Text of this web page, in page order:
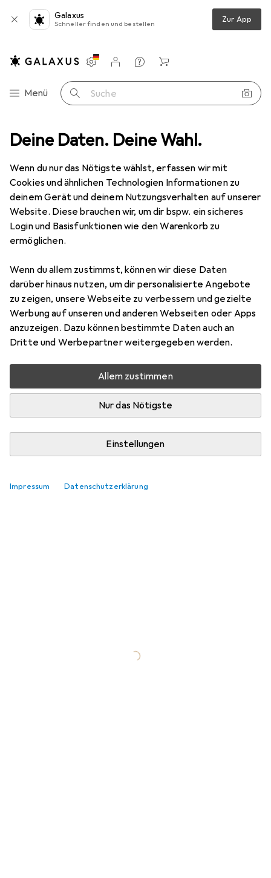
Deine Daten. Deine Wahl.
Wenn du nur das Nötigste wählst, erfassen wir mit
Cookies und ähnlichen Technologien Informationen zu
deinem Gerät und deinem Nutzungsverhalten auf unserer
Website. Diese brauchen wir, um dir bspw. ein sicheres
Login und Basisfunktionen wie den Warenkorb zu
ermöglichen.
Wenn du allem zustimmst, können wir diese Daten
darüber hinaus nutzen, um dir personalisierte Angebote
zu zeigen, unsere Webseite zu verbessern und gezielte
Werbung auf unseren und anderen Webseiten oder Apps
anzuzeigen. Dazu können bestimmte Daten auch an
Dritte und Werbepartner weitergegeben werden.
Allem zustimmen
Nur das Nötigste
Einstellungen
Impressum Datenschutzerklärung
Galaxus
Schneller finden und bestellen Zur App
Navigation nach Kategorien
Menü Suche
Einstellungen
Kundenkonto
Vergleichslisten
Merklisten
Warenkorb
SparkFun
Kategorien anzeigen
Diese Marke gefällt mir